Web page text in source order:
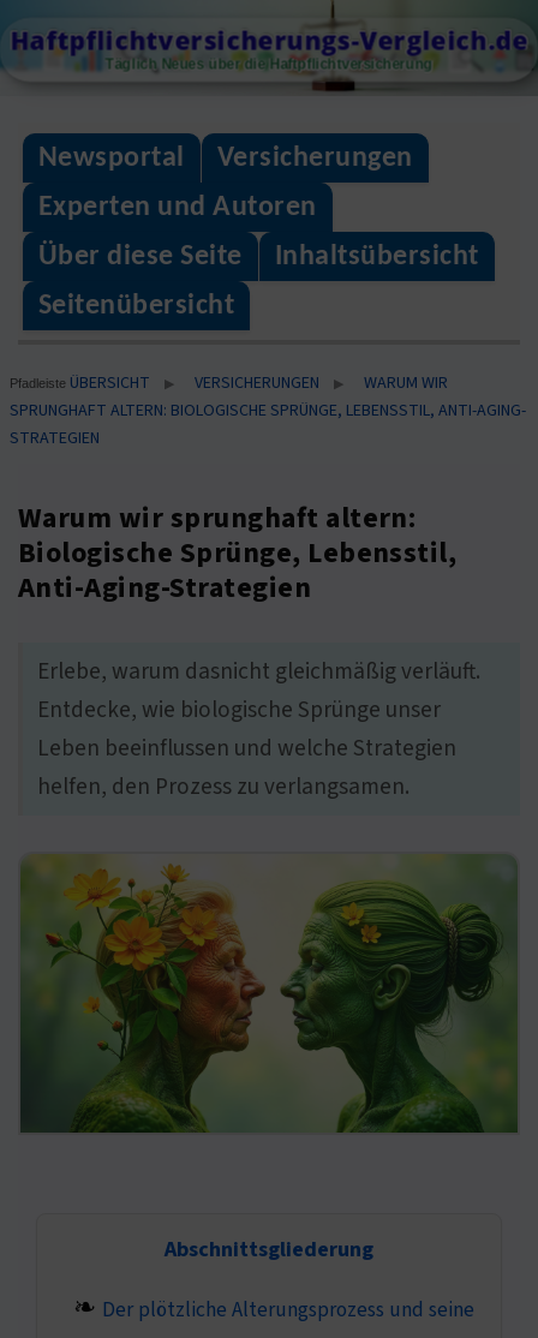
to
content
Haftpflichtversicherungs-Vergleich.de
Täglich Neues über die Haftpflichtversicherung
Newsportal
Versicherungen
Experten und Autoren
Über diese Seite
Inhaltsübersicht
Seitenübersicht
Pfadleiste ÜBERSICHT ▶ VERSICHERUNGEN ▶
WARUM WIR
SPRUNGHAFT ALTERN: BIOLOGISCHE SPRÜNGE, LEBENSSTIL, ANTI-AGING-
STRATEGIEN
Warum wir sprunghaft altern:
Biologische Sprünge, Lebensstil,
Anti-Aging-Strategien
Erlebe, warum dasnicht gleichmäßig verläuft.
Entdecke, wie biologische Sprünge unser
Leben beeinflussen und welche Strategien
helfen, den Prozess zu verlangsamen.
Abschnittsgliederung
Der plötzliche Alterungsprozess und seine